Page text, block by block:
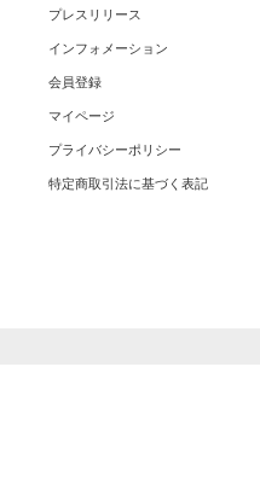
プレスリリース
インフォメーション
会員登録
マイページ
プライバシーポリシー
特定商取引法に基づく表記